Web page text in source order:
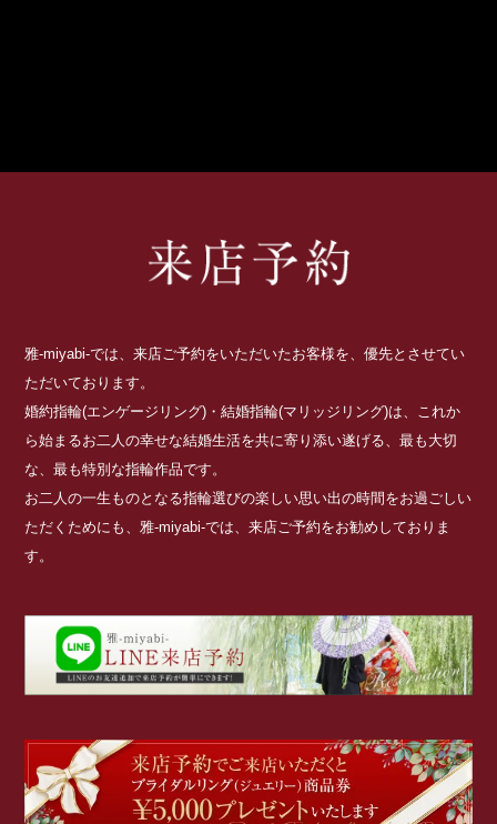
雅-miyabi-では、来店ご予約をいただいたお客様を、優先とさせてい
ただいております。
婚約指輪(エンゲージリング)・結婚指輪(マリッジリング)は、これか
ら始まるお二人の幸せな結婚生活を共に寄り添い遂げる、最も大切
な、最も特別な指輪作品です。
お二人の一生ものとなる指輪選びの楽しい思い出の時間をお過ごしい
ただくためにも、雅-miyabi-では、来店ご予約をお勧めしておりま
す。